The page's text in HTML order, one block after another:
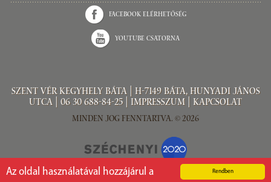
Rendben
Az oldal használatával hozzájárul a
Facebook elérhetőség
Youtube csatorna
Szent Vér kegyhely Báta | H-7149 Báta, Hunyadi János
utca | 06 30 688-84-25| Impresszum Kapcsolat
Minden jog fenntartva. © 2026